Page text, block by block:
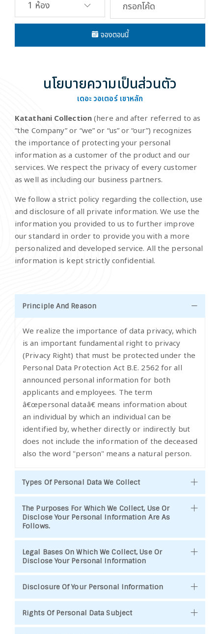
จองตอนนี้
นโยบายความเป็นส่วนตัว
เดอะ วอเตอร์ เขาหลัก
Katathani Collection(here and after referred to as
“the Company” or “we” or “us” or “our”) recognizes
the importance of protecting your personal
information as a customer of the product and our
services. We respect the privacy of every customer
as well as including our business partners.
We follow a strict policy regarding the collection, use
and disclosure of all private information. We use the
information you provided to us to further improve
our standard in order to provide you with a more
personalized and developed service. All the personal
information is kept strictly confidential.
Principle And Reason
We realize the importance of data privacy, which
is an important fundamental right to privacy
(Privacy Right) that must be protected under the
Personal Data Protection Act B.E. 2562 for all
announced personal information for both
applicants and employees. The term
â€œpersonal dataâ€ means information about
an individual by which an individual can be
identified by, whether directly or indirectly but
does not include the information of the deceased
also the word "person" means a natural person.
Types Of Personal Data We Collect
The Purposes For Which We Collect, Use Or
Disclose Your Personal Information Are As
Follows.
Legal Bases On Which We Collect, Use Or
Disclose Your Personal Information
Disclosure Of Your Personal Information
Rights Of Personal Data Subject